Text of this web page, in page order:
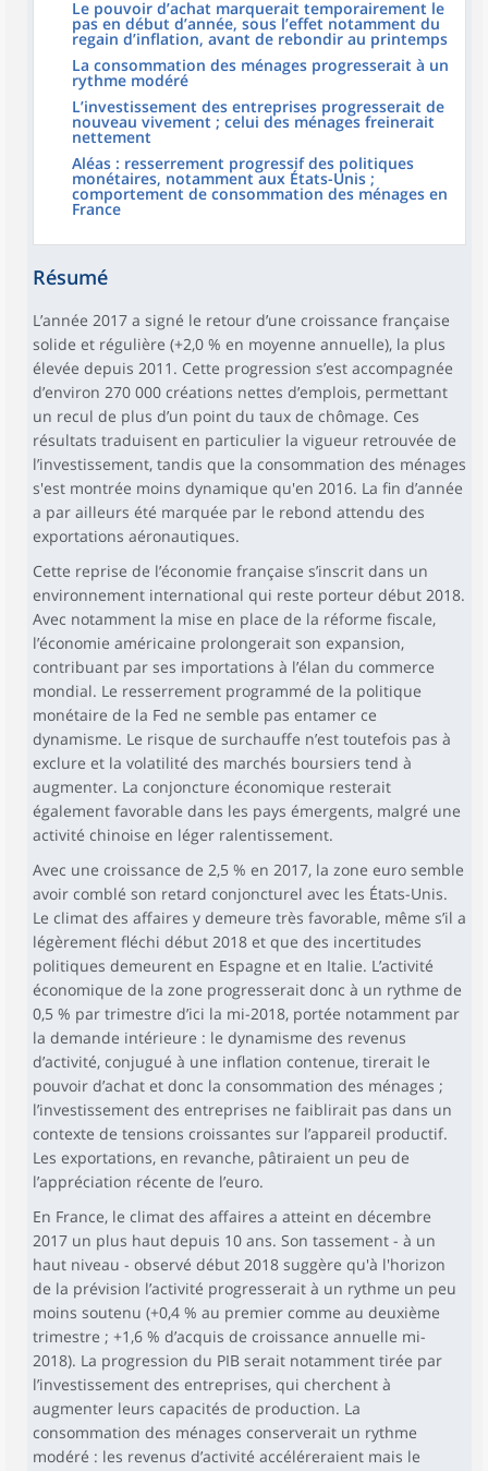
Le pouvoir d’achat marquerait temporairement le
pas en début d’année, sous l’effet notamment du
regain d’inflation, avant de rebondir au printemps
La consommation des ménages progresserait à un
rythme modéré
L’investissement des entreprises progresserait de
nouveau vivement ; celui des ménages freinerait
nettement
Aléas : resserrement progressif des politiques
monétaires, notamment aux États-Unis ;
comportement de consommation des ménages en
France
Résumé
L’année 2017 a signé le retour d’une croissance française
solide et régulière (+2,0 % en moyenne annuelle), la plus
élevée depuis 2011. Cette progression s’est accompagnée
d’environ 270 000 créations nettes d’emplois, permettant
un recul de plus d’un point du taux de chômage. Ces
résultats traduisent en particulier la vigueur retrouvée de
l’investissement, tandis que la consommation des ménages
s'est montrée moins dynamique qu'en 2016. La fin d’année
a par ailleurs été marquée par le rebond attendu des
exportations aéronautiques.
Cette reprise de l’économie française s’inscrit dans un
environnement international qui reste porteur début 2018.
Avec notamment la mise en place de la réforme fiscale,
l’économie américaine prolongerait son expansion,
contribuant par ses importations à l’élan du commerce
mondial. Le resserrement programmé de la politique
monétaire de la Fed ne semble pas entamer ce
dynamisme. Le risque de surchauffe n’est toutefois pas à
exclure et la volatilité des marchés boursiers tend à
augmenter. La conjoncture économique resterait
également favorable dans les pays émergents, malgré une
activité chinoise en léger ralentissement.
Avec une croissance de 2,5 % en 2017, la zone euro semble
avoir comblé son retard conjoncturel avec les États-Unis.
Le climat des affaires y demeure très favorable, même s’il a
légèrement fléchi début 2018 et que des incertitudes
politiques demeurent en Espagne et en Italie. L’activité
économique de la zone progresserait donc à un rythme de
0,5 % par trimestre d’ici la mi-2018, portée notamment par
la demande intérieure : le dynamisme des revenus
d’activité, conjugué à une inflation contenue, tirerait le
pouvoir d’achat et donc la consommation des ménages ;
l’investissement des entreprises ne faiblirait pas dans un
contexte de tensions croissantes sur l’appareil productif.
Les exportations, en revanche, pâtiraient un peu de
l’appréciation récente de l’euro.
En France, le climat des affaires a atteint en décembre
2017 un plus haut depuis 10 ans. Son tassement - à un
haut niveau - observé début 2018 suggère qu'à l'horizon
de la prévision l’activité progresserait à un rythme un peu
moins soutenu (+0,4 % au premier comme au deuxième
trimestre ; +1,6 % d’acquis de croissance annuelle mi-
2018). La progression du PIB serait notamment tirée par
l’investissement des entreprises, qui cherchent à
augmenter leurs capacités de production. La
consommation des ménages conserverait un rythme
modéré : les revenus d’activité accéléreraient mais le